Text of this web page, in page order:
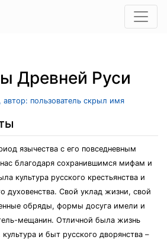
Древней Руси
автор: пользователь скрыл имя
язычества с его повседневным
благодаря сохранившимся мифам и
культура русского крестьянства и
духовенства. Свой уклад жизни, свой
обряды, формы досуга имели и
мещанин. Отличной была жизнь
и быт русского дворянства –